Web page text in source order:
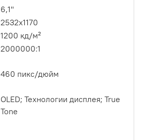
6,1"
2532x1170
1200 кд/м²
2000000:1
460 пикс/дюйм
OLED; Технологии дисплея; True
Tone